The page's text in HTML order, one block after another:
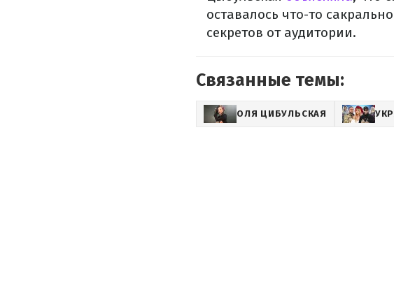
оставалось что-то
секретов от аудитории.
Связанные темы:
ОЛЯ ЦИБУЛЬСКАЯ